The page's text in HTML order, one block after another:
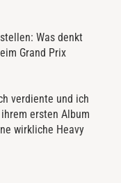
Was denkt
Grand Prix
verdiente und ich
ersten Album
wirkliche Heavy